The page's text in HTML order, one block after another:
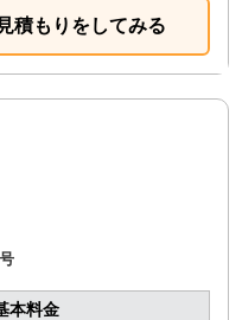
積もりをしてみる
本料金